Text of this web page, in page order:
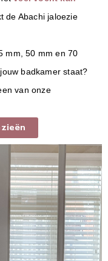
de Abachi jaloezie
mm, 50 mm en 70
badkamer staat?
van onze